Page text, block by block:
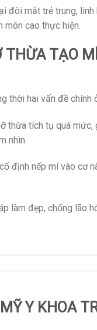
đôi mắt trẻ trung,
môn cao thực hiện.
THỪA TẠO
thời hai vấn đề chính
thừa tích tụ quá mức,
nhìn.
định nếp mí vào cơ
làm đẹp, chống lão
Y KHOA